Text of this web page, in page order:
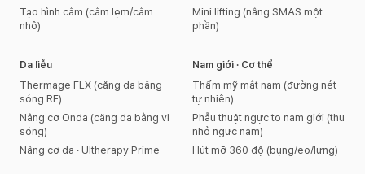
Tạo hình cằm (cằm lẹm/cằm
nhô)
Mini lifting (nâng SMAS một
phần)
Da liễu
Thermage FLX (căng da bằng
sóng RF)
Nâng cơ Onda (căng da bằng vi
sóng)
Nâng cơ da · Ultherapy Prime
Nam giới · Cơ thể
Thẩm mỹ mắt nam (đường nét
tự nhiên)
Phẫu thuật ngực to nam giới (thu
nhỏ ngực nam)
Hút mỡ 360 độ (bụng/eo/lưng)